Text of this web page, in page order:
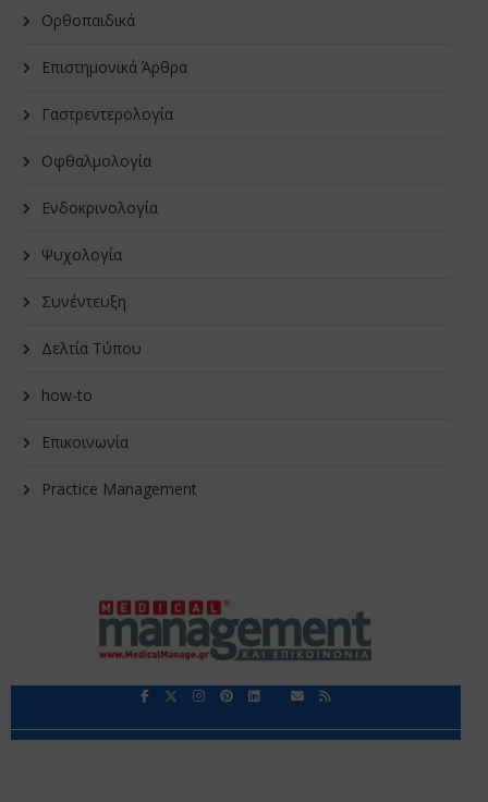
Oρθοπαιδικά
Επιστημονικά Άρθρα
Γαστρεντερολογία
Οφθαλμολογία
Ενδοκρινολογία
Ψυχολογία
Συνέντευξη
Δελτία Τύπου
how-to
Επικοινωνία
Practice Management